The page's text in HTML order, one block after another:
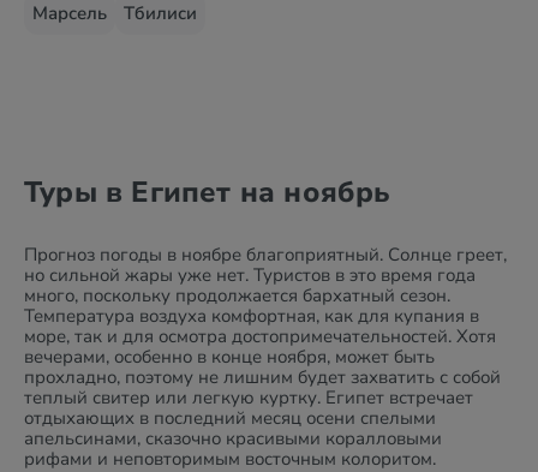
Марсель
Тбилиси
Туры в Египет на ноябрь
Прогноз погоды в ноябре благоприятный. Солнце греет,
но сильной жары уже нет. Туристов в это время года
много, поскольку продолжается бархатный сезон.
Температура воздуха комфортная, как для купания в
море, так и для осмотра достопримечательностей. Хотя
вечерами, особенно в конце ноября, может быть
прохладно, поэтому не лишним будет захватить с собой
теплый свитер или легкую куртку. Египет встречает
отдыхающих в последний месяц осени спелыми
апельсинами, сказочно красивыми коралловыми
рифами и неповторимым восточным колоритом.